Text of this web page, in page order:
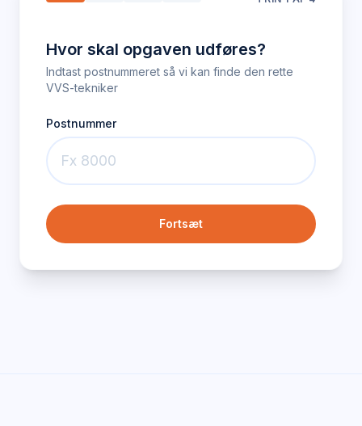
Hvor skal opgaven udføres?
Indtast postnummeret så vi kan finde den rette
VVS-tekniker
Postnummer
Fortsæt